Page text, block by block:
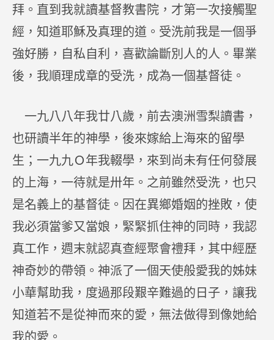
拜。直到我就讀基督教書院，才第一次接觸聖
經，知道耶穌及真理的道。受洗前我是一個爭
強好勝，自私自利，喜歡論斷別人的人。畢業
後，我順理成章的受洗，成為一個基督徒。
一九八八年我廿八歲，前去澳洲雪梨讀書，
也研讀半年的神學，後來嫁給上海來的留學
生；一九九Ｏ年我輟學，來到尚未有任何發展
的上海，一待就是卅年。之前雖然受洗，也只
是名義上的基督徒。因在異鄉婚姻的挫敗，使
我必須當爹又當娘，緊緊抓住神的同時，我認
真工作，週末就認真查經聚會禮拜，其中經歷
神奇妙的帶領。神派了一個天使般愛我的姊妹
小華幫助我，度過那段艱辛難過的日子，讓我
知道若不是從神而來的愛，無法做得到像她給
我的愛。